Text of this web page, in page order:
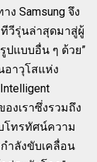
Samsung จึง
วีรุ่นล่าสุดมาสู่ผู้
ปแบบอื่น ๆ ด้วย”
อาวุโสแห่ง
งเราซึ่งรวมถึง
โทรทัศน์ความ
กำลังขับเคลื่อน